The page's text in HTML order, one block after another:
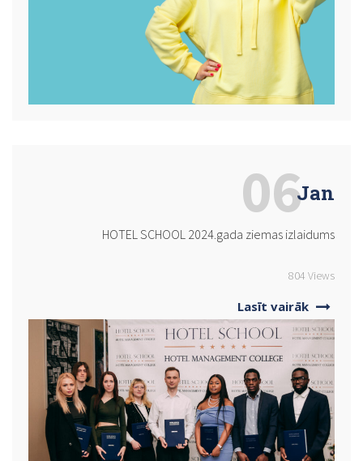
Jan
HOTEL SCHOOL 2024.gada ziemas izlaidums
804 Views
Lasīt vairāk
06